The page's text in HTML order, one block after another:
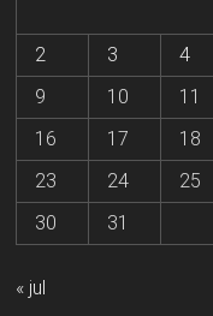
2
3 4
9
10 11
16
17 18
23
24 25
30
31
« jul